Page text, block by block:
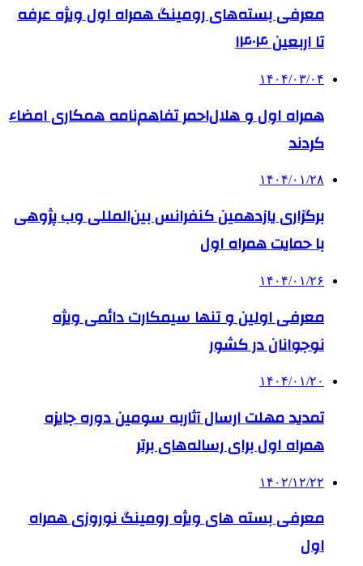
معرفی بسته‌های رومینگ همراه اول ویژه عرفه
تا اربعین ۱۴۰۴
۱۴۰۴/۰۳/۰۴
همراه اول و هلال‌احمر تفاهم‌نامه همکاری امضاء
کردند
۱۴۰۴/۰۱/۲۸
برگزاری یازدهمین کنفرانس بین‌المللی وب پژوهی
با حمایت همراه اول
۱۴۰۴/۰۱/۲۶
معرفی اولین و تنها سیمکارت دائمی ویژه
نوجوانان در کشور
۱۴۰۴/۰۱/۲۰
تمدید مهلت ارسال آثاربه سومین دوره جایزه
همراه اول برای رساله‌های برتر
۱۴۰۲/۱۲/۲۲
معرفی بسته های ویژه رومینگ نوروزی همراه
اول